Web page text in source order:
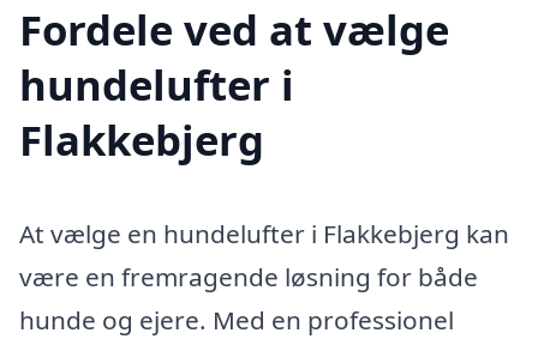
Fordele ved at vælge
hundelufter i
Flakkebjerg
At vælge en hundelufter i Flakkebjerg kan
være en fremragende løsning for både
hunde og ejere. Med en professionel